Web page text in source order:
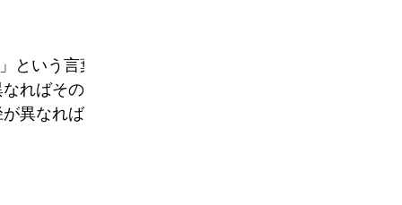
という言葉
ればその同
異なれば5